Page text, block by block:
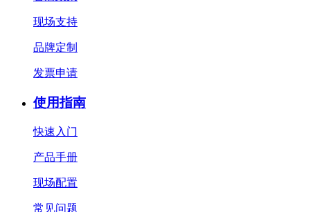
现场支持
品牌定制
发票申请
使用指南
快速入门
产品手册
现场配置
常见问题